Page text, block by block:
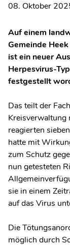
08. Oktober
Auf einem
Gemeinde
ist ein neuer
Herpesvirus-
festgestellt
Das teilt der
Kreisverwaltung
reagierten
hatte mit
zum Schutz
nun getesteten
sie in einem
auf das Virus
Die
möglich durch